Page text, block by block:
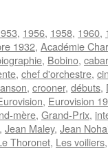
, 1956, 1958, 1960,
1932, Académie
, Bobino,
, chef d'orchestre,
, crooner, débuts,
, Eurovision
mère, Grand-Prix,
, Jean Maley, Jean
Thoronet, Les voiliers